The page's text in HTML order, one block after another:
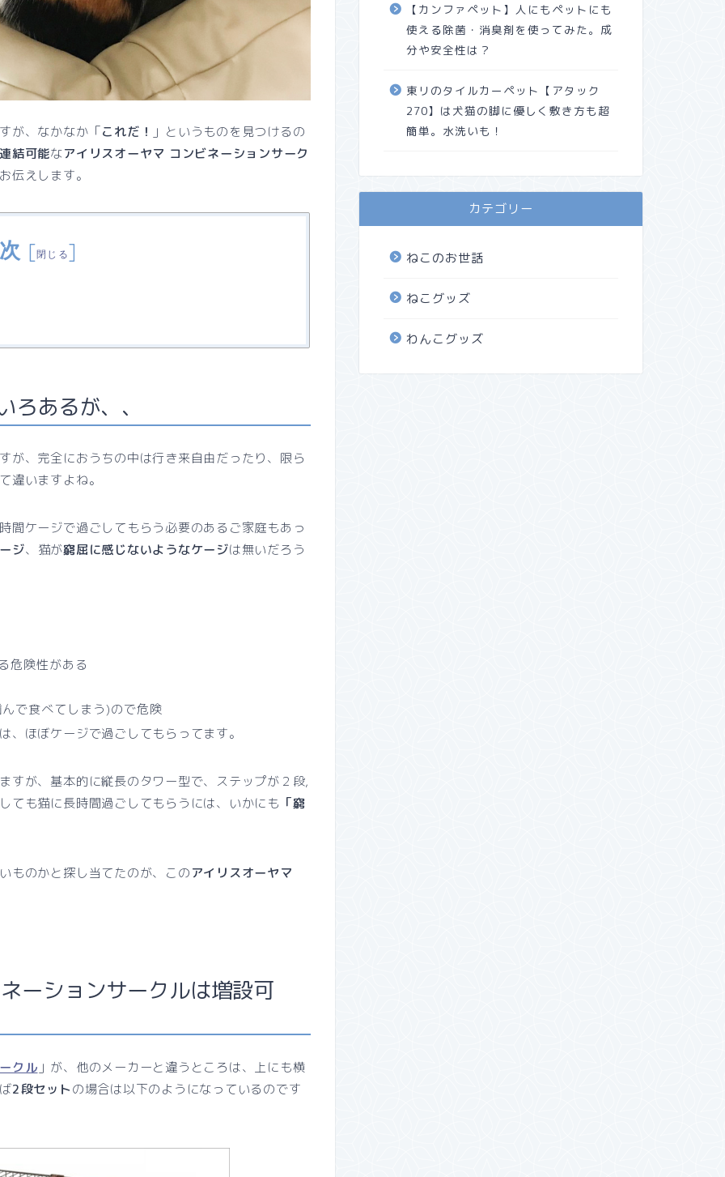
が、なかなか「これだ！ 」というものを見つけるの
結可能なアイリスオーヤマ コンビネーションサーク
伝えします。
[閉じる]
あるが、、
が、完全におうちの中は行き来自由だったり、限ら
違いますよね。
間ケージで過ごしてもらう必要のあるご家庭もあっ
ジ、猫が窮屈に感じないようなケージは無いだろう
危険性がある
で食べてしまう)ので危険
ほぼケージで過ごしてもらってます。
すが、基本的に縦長のタワー型で、ステップが２段,
ても猫に長時間過ごしてもらうには、いかにも 「窮
ものかと探し当てたのが、このアイリスオーヤマ
ーションサークルは増設可
クル 」が、他のメーカーと違うところは、上にも横
2段セットの場合は以下のようになっているのです
【カンファペット】人にもペットにも
使える除菌・消臭剤を使ってみた。成
分や安全性は？
東リのタイルカーペット【アタック
270】は犬猫の脚に優しく敷き方も超
簡単。水洗いも！
カテゴリー
ねこのお世話
ねこグッズ
わんこグッズ